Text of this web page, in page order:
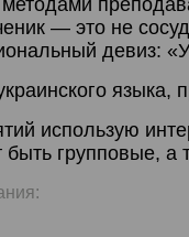
— это не
девиз:
использую
быть групповые,